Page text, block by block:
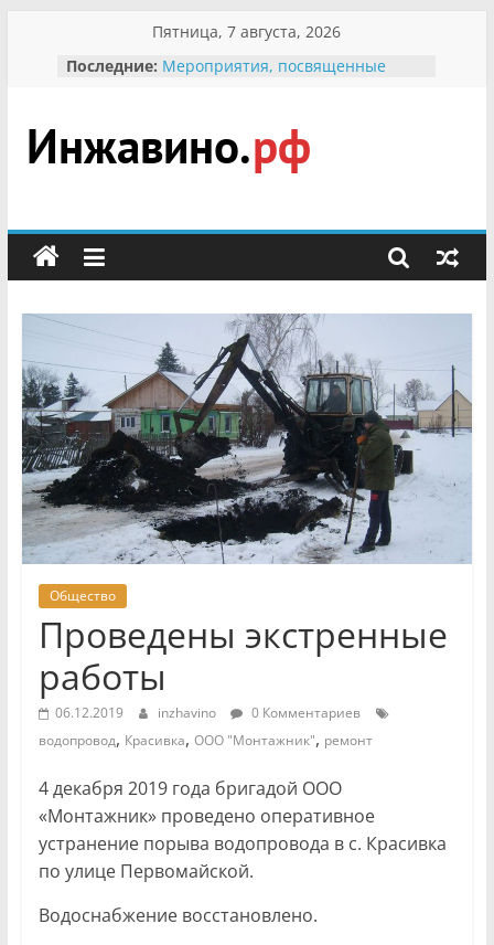
содержимому
Пятница, 7 августа, 2026
Последние: Мероприятия, посвященные
гражданин Инжавинского округа»
участнице Великой
Отечественной, фронтовичке
Безопасность в сети Интернет
мероприятии «Сохраним
первоцветы!»
В вольере Воронинского
заповедника родились крапчатые
суслики
Инжавино.рф
сельский
портал
Общество
Проведены экстренные
работы
06.12.2019 inzhavino
0 Комментариев
водопровод, Красивка, ООО "Монтажник", ремонт
4 декабря 2019 года бригадой ООО
«Монтажник» проведено оперативное
устранение порыва водопровода в с. Красивка
по улице Первомайской.
Водоснабжение восстановлено.